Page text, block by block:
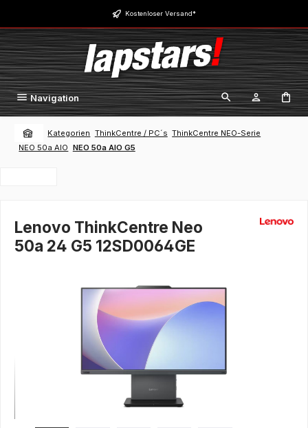
Zum Hauptinhalt springen Kostenloser Versand*
Navigation
Kategorien ThinkCentre / PC´s ThinkCentre NEO-Serie
NEO 50a AIO NEO 50a AIO G5
Lenovo ThinkCentre Neo
50a 24 G5 12SD0064GE